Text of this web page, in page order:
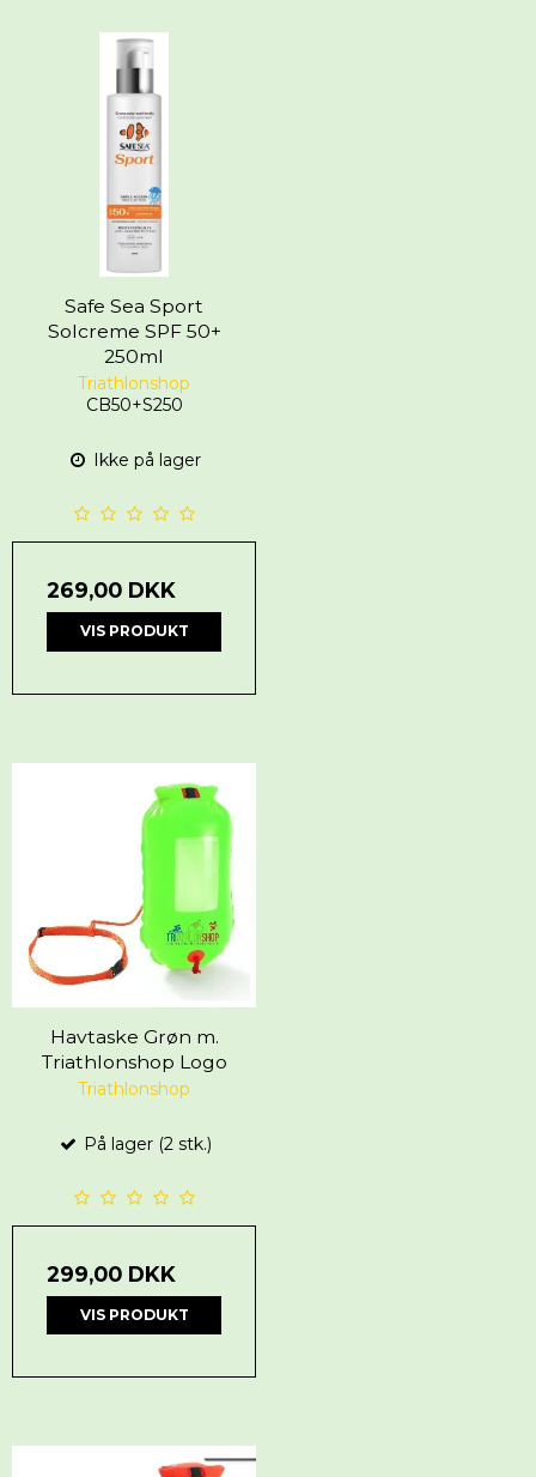
Safe Sea Sport
Solcreme SPF 50+
250ml
Triathlonshop
CB50+S250
Ikke på lager
269,00 DKK
VIS PRODUKT
Havtaske Grøn m.
Triathlonshop Logo
Triathlonshop
På lager (2 stk.)
299,00 DKK
VIS PRODUKT